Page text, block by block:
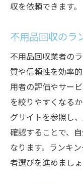
優良な不用品
千葉市の
口コミで
は
料金体系
ぼったく
不用品
千葉県で安心
不用品回
収を依頼できます。
不用品回収のラ
不用品回収業者の
質や信頼性を効率
用者の評価やサー
を絞りやすくなる
グサイトを参照し
確認することで、
なります。ランキ
者選びを進めましょ